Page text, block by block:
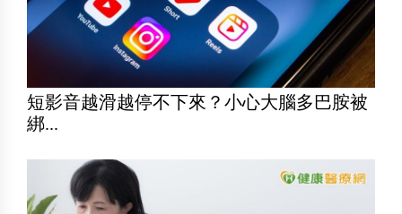
短影音越滑越停不下來？小心大腦多巴胺被
綁...